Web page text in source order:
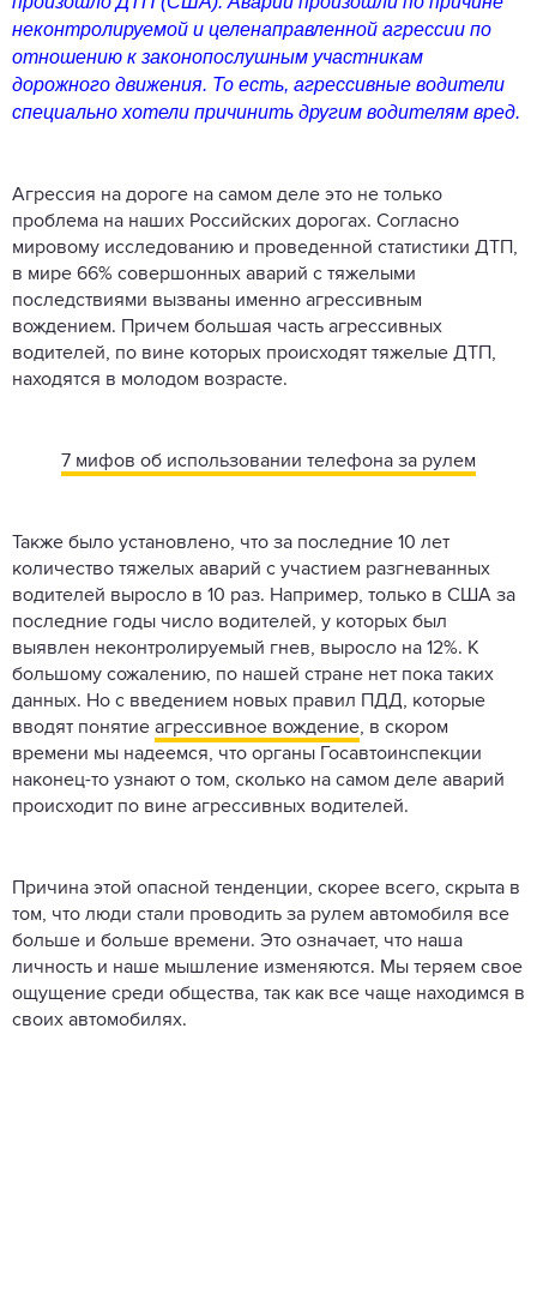
неконтролируемой и целенаправленной агрессии по
отношению к законопослушным участникам
дорожного движения. То есть, агрессивные водители
специально хотели причинить другим водителям вред.
Агрессия на дороге на самом деле это не только
проблема на наших Российских дорогах. Согласно
мировому исследованию и проведенной статистики ДТП,
в мире 66% совершонных аварий с тяжелыми
последствиями вызваны именно агрессивным
вождением. Причем большая часть агрессивных
водителей, по вине которых происходят тяжелые ДТП,
находятся в молодом возрасте.
7 мифов об использовании телефона за рулем
Также было установлено, что за последние 10 лет
количество тяжелых аварий с участием разгневанных
водителей выросло в 10 раз. Например, только в США за
последние годы число водителей, у которых был
выявлен неконтролируемый гнев, выросло на 12%. К
большому сожалению, по нашей стране нет пока таких
данных. Но с введением новых правил ПДД, которые
вводят понятие агрессивное вождение, в скором
времени мы надеемся, что органы Госавтоинспекции
наконец-то узнают о том, сколько на самом деле аварий
происходит по вине агрессивных водителей.
Причина этой опасной тенденции, скорее всего, скрыта в
том, что люди стали проводить за рулем автомобиля все
больше и больше времени. Это означает, что наша
личность и наше мышление изменяются. Мы теряем свое
ощущение среди общества, так как все чаще находимся в
своих автомобилях.